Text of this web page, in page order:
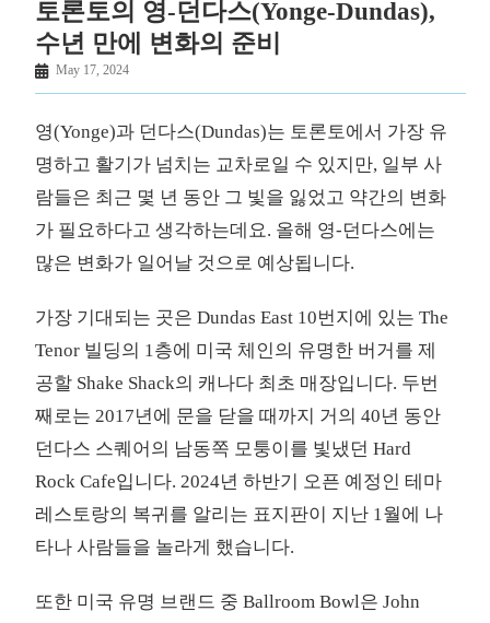
토론토의 영-던다스(Yonge-Dundas),
수년 만에 변화의 준비
May 17, 2024
영(Yonge)과 던다스(Dundas)는 토론토에서 가장 유
명하고 활기가 넘치는 교차로일 수 있지만, 일부 사
람들은 최근 몇 년 동안 그 빛을 잃었고 약간의 변화
가 필요하다고 생각하는데요. 올해 영-던다스에는
많은 변화가 일어날 것으로 예상됩니다.
가장 기대되는 곳은 Dundas East 10번지에 있는 The
Tenor 빌딩의 1층에 미국 체인의 유명한 버거를 제
공할 Shake Shack의 캐나다 최초 매장입니다. 두번
째로는 2017년에 문을 닫을 때까지 거의 40년 동안
던다스 스퀘어의 남동쪽 모퉁이를 빛냈던 Hard
Rock Cafe입니다. 2024년 하반기 오픈 예정인 테마
레스토랑의 복귀를 알리는 표지판이 지난 1월에 나
타나 사람들을 놀라게 했습니다.
또한 미국 유명 브랜드 중 Ballroom Bowl은 John